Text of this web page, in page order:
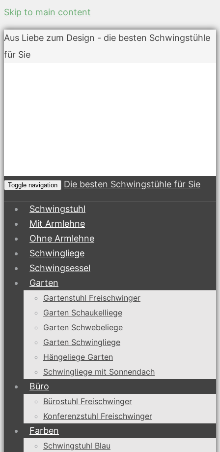
Skip to main content
Aus Liebe zum Design - die besten Schwingstühle
für Sie
Toggle navigation Die besten Schwingstühle für Sie
Schwingstuhl
Mit Armlehne
Ohne Armlehne
Schwingliege
Schwingsessel
Garten
Gartenstuhl Freischwinger
Garten Schaukelliege
Garten Schwebeliege
Garten Schwingliege
Hängeliege Garten
Schwingliege mit Sonnendach
Büro
Bürostuhl Freischwinger
Konferenzstuhl Freischwinger
Farben
Schwingstuhl Blau